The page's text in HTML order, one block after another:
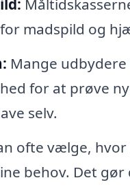
madspild og
Mange
for at prøve
selv.
ofte vælge,
behov. Det